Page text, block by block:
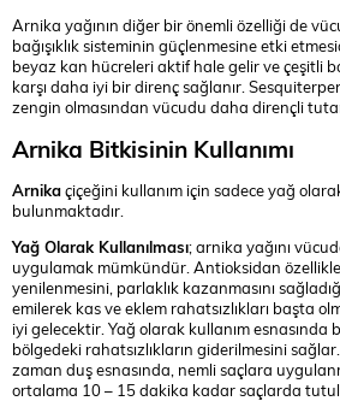
Arnika yağının diğer bir önemli özelliği de
bağışıklık sisteminin güçlenmesine etki
beyaz kan hücreleri aktif hale gelir ve çeşitli
karşı daha iyi bir direnç sağlanır.
zengin olmasından vücudu daha dirençli
Arnika Bitkisinin Kullanımı
Arnikaçiçeğini kullanım için sadece yağ
bulunmaktadır.
Yağ Olarak Kullanılması; arnika yağını
uygulamak mümkündür. Antioksidan özellikler
yenilenmesini, parlaklık kazanmasını
emilerek kas ve eklem rahatsızlıkları başta
iyi gelecektir. Yağ olarak kullanım esnasında
bölgedeki rahatsızlıkların giderilmesini
zaman duş esnasında, nemli saçlara
ortalama 10 – 15 dakika kadar saçlarda